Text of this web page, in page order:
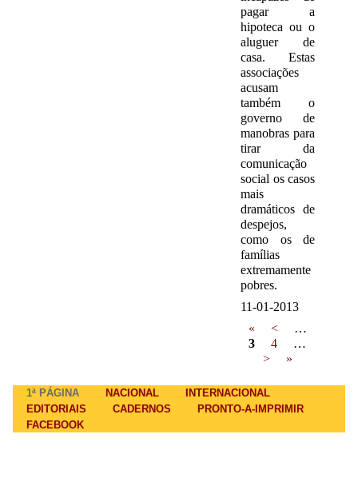
pagar a
hipoteca ou o
aluguer de
casa. Estas
associações
acusam
também o
governo de
manobras para
tirar da
comunicação
social os casos
mais
dramáticos de
despejos,
como os de
famílias
extremamente
pobres.
11-01-2013
Pages
« <
…
3
4
…
>
»
Main menu
1ª PÁGINA NACIONAL
INTERNACIONAL
EDITORIAIS
CADERNOS
PRONTO-A-IMPRIMIR
FACEBOOK